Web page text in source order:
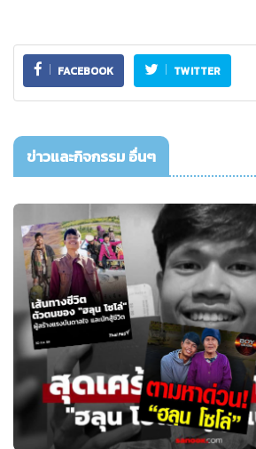
FACEBOOK TWITTER
ข่าวและกิจกรรม อื่นๆ